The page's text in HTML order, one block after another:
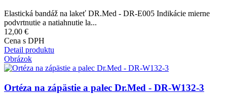
Elastická bandáž na lakeť DR.Med - DR-E005 Indikácie mierne
podvrtnutie a natiahnutie la...
12,00 €
Cena s DPH
Detail produktu
Obrázok
Ortéza na zápästie a palec Dr.Med - DR-W132-3